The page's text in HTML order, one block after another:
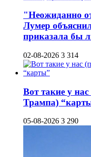
"Неожиданно
Лумер
приказала бы
02-08-2026 3 314
Вот такие у
Трампа)
05-08-2026 3 290